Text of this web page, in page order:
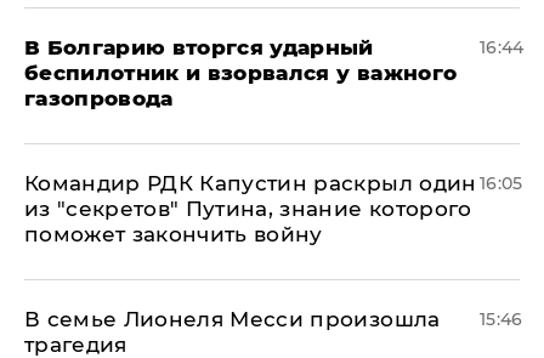
В Болгарию вторгся ударный
беспилотник и взорвался у важного
газопровода
16:44
Командир РДК Капустин раскрыл один
из "секретов" Путина, знание которого
поможет закончить войну
16:05
В семье Лионеля Месси произошла
трагедия
15:46